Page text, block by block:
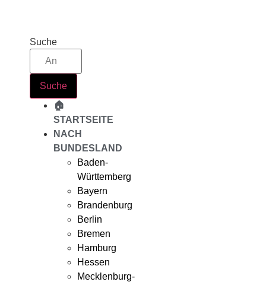
Suche
Suche
🏠
STARTSEITE
NACH
BUNDESLAND
Baden-
Württemberg
Bayern
Brandenburg
Berlin
Bremen
Hamburg
Hessen
Mecklenburg-